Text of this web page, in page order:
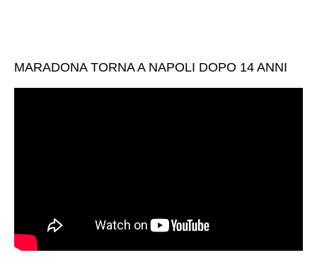
MARADONA TORNA A NAPOLI DOPO 14 ANNI